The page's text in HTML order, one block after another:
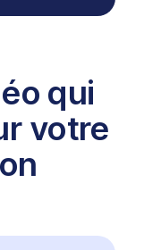
qui
votre